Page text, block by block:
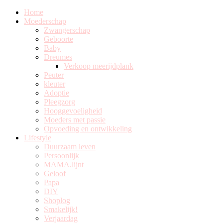
Home
Moederschap
Zwangerschap
Geboorte
Baby
Dreumes
Verkoop meerijdplank
Peuter
kleuter
Adoptie
Pleegzorg
Hooggevoeligheid
Moeders met passie
Opvoeding en ontwikkeling
Lifestyle
Duurzaam leven
Persoonlijk
MAMA.lijnt
Geloof
Papa
DIY
Shoplog
Smakelijk!
Verjaardag